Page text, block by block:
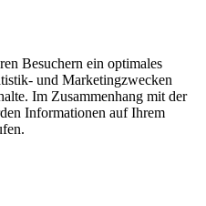
Besuchern ein optimales
und Marketingzwecken
Im Zusammenhang mit der
Informationen auf Ihrem